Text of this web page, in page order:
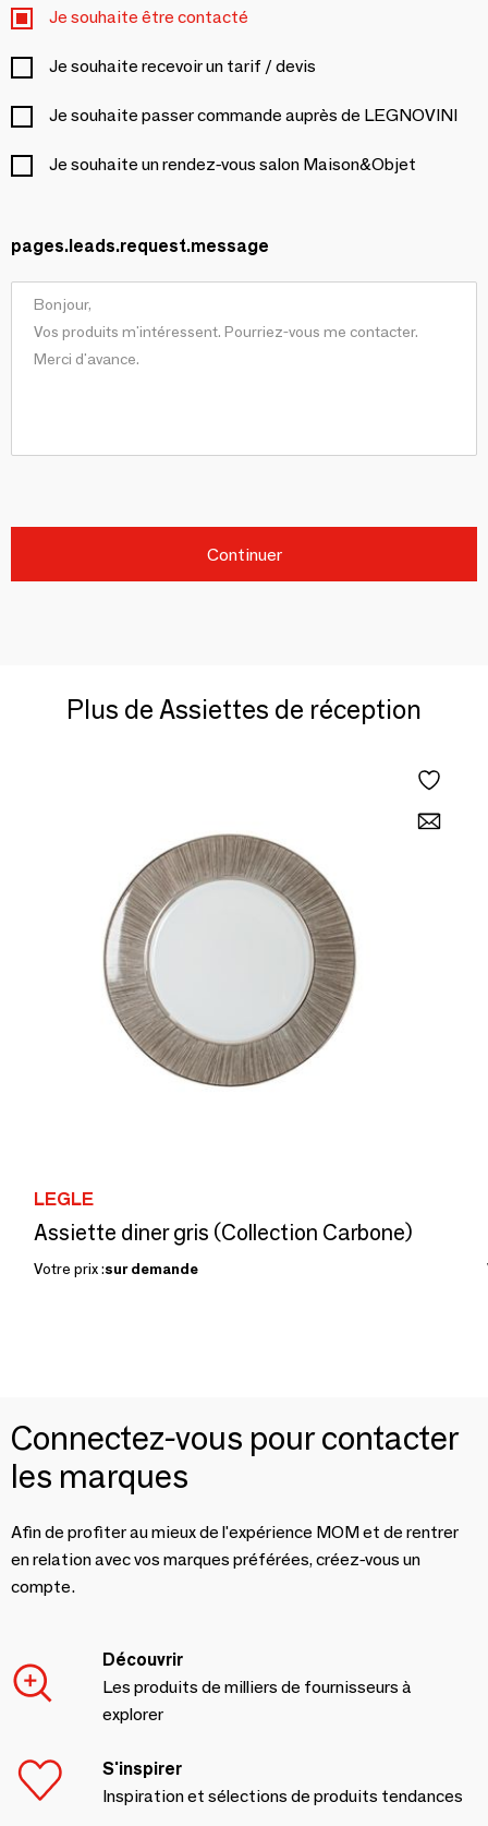
Je souhaite être contacté
Je souhaite recevoir un tarif / devis
Je souhaite passer commande auprès de LEGNOVINI
Je souhaite un rendez-vous salon Maison&Objet
pages.leads.request.message
Continuer
Plus de Assiettes de réception
LEGLE
Assiette diner gris (Collection Carbone)
Votre prix :sur demande
Connectez-vous pour contacter
les marques
Afin de profiter au mieux de l'expérience MOM et de rentrer
en relation avec vos marques préférées, créez-vous un
compte.
Découvrir
Les produits de milliers de fournisseurs à
explorer
S'inspirer
Inspiration et sélections de produits tendances